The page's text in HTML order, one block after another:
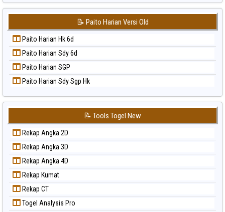
Paito Warna Sydney
Paito Warna Sydney Lottery
Paito Warna Sydney Lottery 6d
Paito Warna Sydney Lotto
Paito Warna Sydney Pools 6d
Paito Warna Taipei
📝 Paito Harian Versi Old
Paito Harian Hk 6d
Paito Harian Sdy 6d
Paito Harian SGP
Paito Harian Sdy Sgp Hk
📝 Tools Togel New
Rekap Angka 2D
Rekap Angka 3D
Rekap Angka 4D
Rekap Kumat
Rekap CT
Togel Analysis Pro